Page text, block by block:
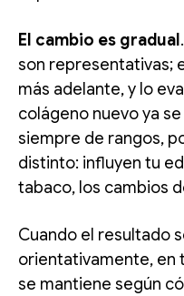
El cambio es gradual
son representativas;
más adelante, y lo
colágeno nuevo ya
siempre de rangos,
distinto: influyen tu
tabaco, los cambios
Cuando el resultado
orientativamente, en
se mantiene según